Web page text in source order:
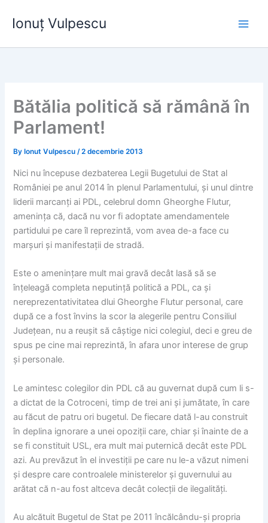
Ionuț Vulpescu
Bătălia politică să rămână în
Parlament!
By Ionut Vulpescu/2 decembrie 2013
Nici nu începuse dezbaterea Legii Bugetului de Stat al
României pe anul 2014 în plenul Parlamentului, și unul dintre
liderii marcanți ai PDL, celebrul domn Gheorghe Flutur,
amenința că, dacă nu vor fi adoptate amendamentele
partidului pe care îl reprezintă, vom avea de-a face cu
marșuri și manifestații de stradă.
Este o amenințare mult mai gravă decât lasă să se
înțeleagă completa neputință politică a PDL, ca și
nereprezentativitatea dlui Gheorghe Flutur personal, care
după ce a fost învins la scor la alegerile pentru Consiliul
Județean, nu a reușit să câștige nici colegiul, deci e greu de
spus pe cine mai reprezintă, în afara unor interese de grup
și personale.
Le amintesc colegilor din PDL că au guvernat după cum li s-
a dictat de la Cotroceni, timp de trei ani și jumătate, în care
au făcut de patru ori bugetul. De fiecare dată l-au construit
în deplina ignorare a unei opoziții care, chiar și înainte de a
se fi constituit USL, era mult mai puternică decât este PDL
azi. Au prevăzut în el investiții pe care nu le-a văzut nimeni
și despre care controalele ministerelor și guvernului au
arătat că n-au fost altceva decât colecții de ilegalități.
Au alcătuit Bugetul de Stat pe 2011 încălcându-și propria